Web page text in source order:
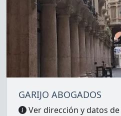
GARIJO ABOGADOS
Ver dirección y datos